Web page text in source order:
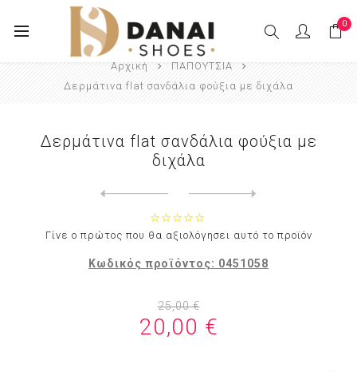
0
Αρχική
ΠΑΠΟΥΤΣΙΑ
Δερμάτινα flat σανδάλια φούξια με διχάλα
Δερμάτινα flat σανδάλια φούξια με
διχάλα
Γίνε ο πρώτος που θα αξιολόγησει αυτό το προϊόν
Κωδικός προϊόντος: 0451058
25,00 €
20,00 €